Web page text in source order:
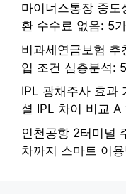
마이너스통장 중
환 수수료 없음: 5
비과세연금보험
입 조건 심층분석:
IPL 광채주사 효과
셜 IPL 차이 비교
인천공항 2터미널
차까지 스마트 이